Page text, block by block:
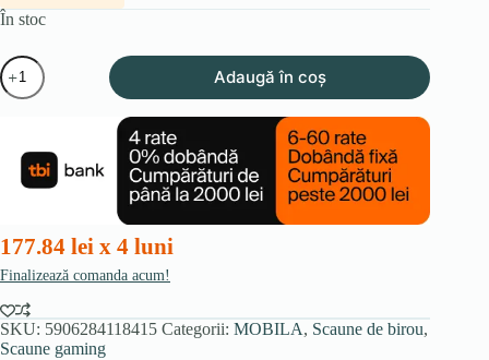
În stoc
Cantitate
Scaun
rotativ
VIDAL,
negru
Adaugă în coș
177.84 lei x 4 luni
Finalizează comanda acum!
SKU: 5906284118415 Categorii: MOBILA, Scaune de birou,
Scaune gaming